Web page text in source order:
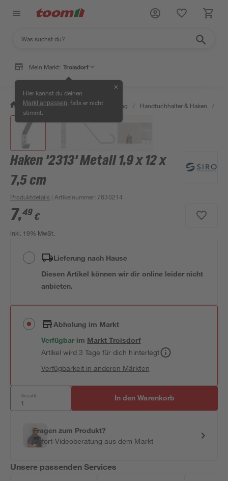
Mein Markt: Troisdorf
Hier kannst du deinen
Markt anpassen , falls er nicht
stimmt.
✕
/ Bad & Sanitär / Bad-Ausstattung / Handtuchhalter & Haken /
Haken '2313' Metall 1,9 x 12 x
7,5 cm
Produktdetails | Artikelnummer: 7630214
7,49 €
inkl. 19% MwSt.
Lieferung nach Hause
Diesen Artikel können wir dir online leider nicht
anbieten.
Abholung im Markt
Verfügbar im MarktTroisdorf
Artikel wird 3 Tage für dich hinterlegt
Verfügbarkeit in anderen Märkten
Anzahl: In den Warenkorb
Fragen zum Produkt?
Sofort-Videoberatung aus dem Markt
Unsere passenden Services